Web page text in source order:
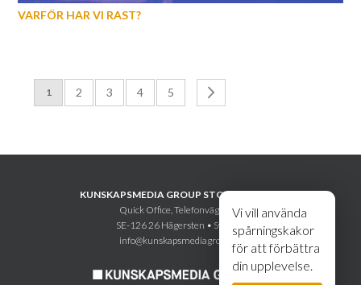
Vi vill använda
spårningskakor
för att förbättra
din upplevelse.
VARFÖR HAR VI RAST?
Sida
You're currently reading page
1 Sida
2 Sida
3 Sida
4 Sida
5
KUNSKAPSMEDIA GROUP STOCKHOLM AB
Quick Office, Telefonvägen 30
SE-126 26 Hägersten • Sweden
info@kunskapsmediagroup.se